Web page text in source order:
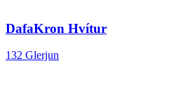
DafaKron Hvítur
132 Glerjun